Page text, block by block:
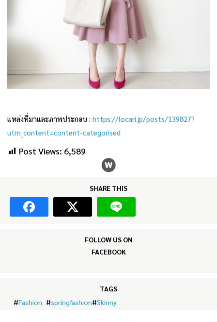
แหล่งที่มาและภาพประกอบ : https://locari.jp/posts/139827?
utm_content=content-categorised
Post Views: 6,589
SHARE THIS
FOLLOW US ON
FACEBOOK
TAGS
#Fashion #springfashion#Skinny